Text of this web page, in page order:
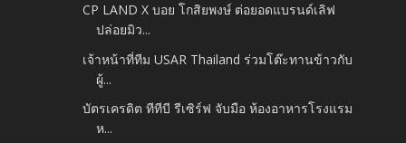
CP LAND X บอย โกสิยพงษ์ ต่อยอดแบรนด์เลิฟ
ปล่อยมิว...
เจ้าหน้าที่ทีม USAR Thailand ร่วมโต๊ะทานข้าวกับ
ผู้...
บัตรเครดิต ทีทีบี รีเซิร์ฟ จับมือ ห้องอาหารโรงแรม
ห...